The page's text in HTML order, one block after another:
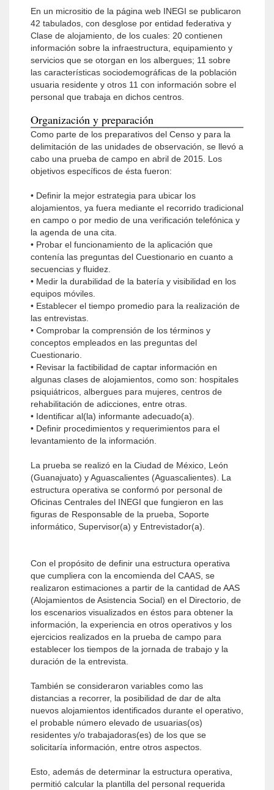
En un micrositio de la página web INEGI se publicaron
42 tabulados, con desglose por entidad federativa y
Clase de alojamiento, de los cuales: 20 contienen
información sobre la infraestructura, equipamiento y
servicios que se otorgan en los albergues; 11 sobre
las características sociodemográficas de la población
usuaria residente y otros 11 con información sobre el
personal que trabaja en dichos centros.
Organización y preparación
Como parte de los preparativos del Censo y para la
delimitación de las unidades de observación, se llevó a
cabo una prueba de campo en abril de 2015. Los
objetivos específicos de ésta fueron:
• Definir la mejor estrategia para ubicar los
alojamientos, ya fuera mediante el recorrido tradicional
en campo o por medio de una verificación telefónica y
la agenda de una cita.
• Probar el funcionamiento de la aplicación que
contenía las preguntas del Cuestionario en cuanto a
secuencias y fluidez.
• Medir la durabilidad de la batería y visibilidad en los
equipos móviles.
• Establecer el tiempo promedio para la realización de
las entrevistas.
• Comprobar la comprensión de los términos y
conceptos empleados en las preguntas del
Cuestionario.
• Revisar la factibilidad de captar información en
algunas clases de alojamientos, como son: hospitales
psiquiátricos, albergues para mujeres, centros de
rehabilitación de adicciones, entre otras.
• Identificar al(la) informante adecuado(a).
• Definir procedimientos y requerimientos para el
levantamiento de la información.
La prueba se realizó en la Ciudad de México, León
(Guanajuato) y Aguascalientes (Aguascalientes). La
estructura operativa se conformó por personal de
Oficinas Centrales del INEGI que fungieron en las
figuras de Responsable de la prueba, Soporte
informático, Supervisor(a) y Entrevistador(a).
Con el propósito de definir una estructura operativa
que cumpliera con la encomienda del CAAS, se
realizaron estimaciones a partir de la cantidad de AAS
(Alojamientos de Asistencia Social) en el Directorio, de
los escenarios visualizados en éstos para obtener la
información, la experiencia en otros operativos y los
ejercicios realizados en la prueba de campo para
establecer los tiempos de la jornada de trabajo y la
duración de la entrevista.
También se consideraron variables como las
distancias a recorrer, la posibilidad de dar de alta
nuevos alojamientos identificados durante el operativo,
el probable número elevado de usuarias(os)
residentes y/o trabajadoras(es) de los que se
solicitaría información, entre otros aspectos.
Esto, además de determinar la estructura operativa,
permitió calcular la plantilla del personal requerida